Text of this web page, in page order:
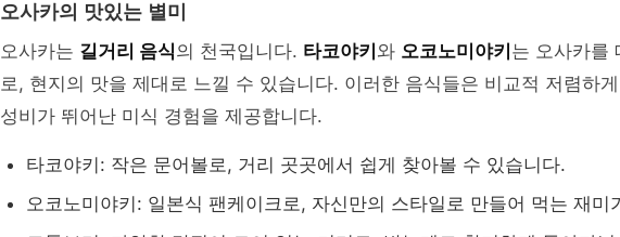
오사카의 맛있는 별미
오사카는 길거리 음식의 천국입니다. 타코야키 와 오코노미야키 는 오사카를
로, 현지의 맛을 제대로 느낄 수 있습니다. 이러한 음식들은 비교적 저렴하
성비가 뛰어난 미식 경험을 제공합니다.
타코야키: 작은 문어볼로, 거리 곳곳에서 쉽게 찾아볼 수 있습니다.
오코노미야키: 일본식 팬케이크로, 자신만의 스타일로 만들어 먹는 재미